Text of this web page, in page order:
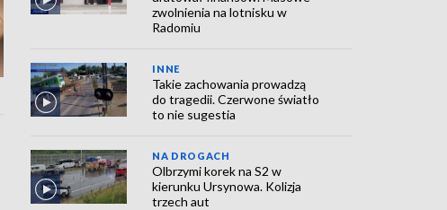
zwolnienia na lotnisku w
Radomiu
INNE
Takie zachowania prowadzą
do tragedii. Czerwone światło
to nie sugestia
NA DROGACH
Olbrzymi korek na S2 w
kierunku Ursynowa. Kolizja
trzech aut